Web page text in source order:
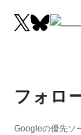
フォロ
Googleの優先ソ